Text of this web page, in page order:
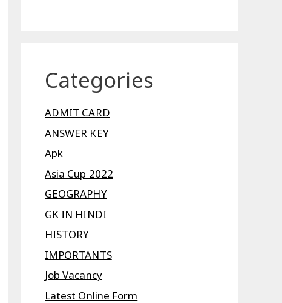
Categories
ADMIT CARD
ANSWER KEY
Apk
Asia Cup 2022
GEOGRAPHY
GK IN HINDI
HISTORY
IMPORTANTS
Job Vacancy
Latest Online Form